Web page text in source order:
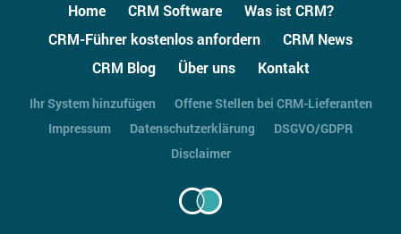
Home CRM Software
Was ist CRM?
CRM-Führer kostenlos anfordern
CRM News
CRM Blog
Über uns Kontakt
Ihr System hinzufügen
Offene Stellen bei CRM-Lieferanten
Impressum
Datenschutzerklärung
DSGVO/GDPR
Disclaimer